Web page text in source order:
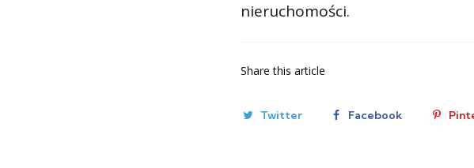
nieruchomości.
Share this article
Twitter Facebook